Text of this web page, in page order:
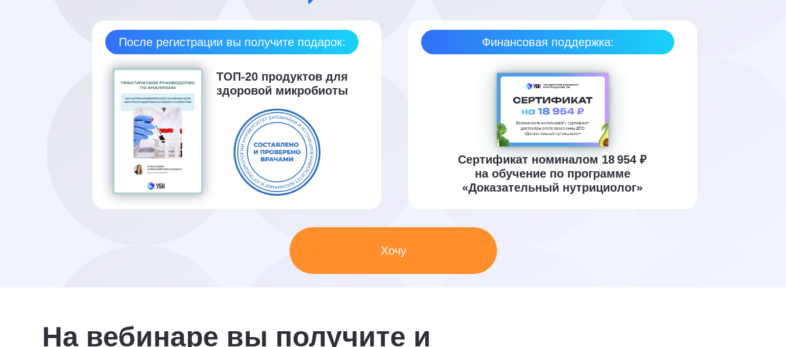
Хочу
После регистрации вы получите подарок:
ТОП-20 продуктов для
здоровой микробиоты
Сертификат номиналом 18 954 ₽
на обучение по программе
«Доказательный нутрициолог»
Финансовая поддержка:
На вебинаре вы получите и